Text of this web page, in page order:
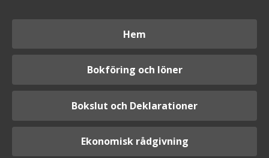
Hem
Bokföring och löner
Bokslut och Deklarationer
Ekonomisk rådgivning